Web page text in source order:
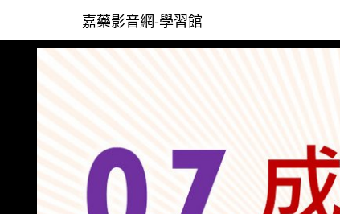
嘉藥影音網-學習館